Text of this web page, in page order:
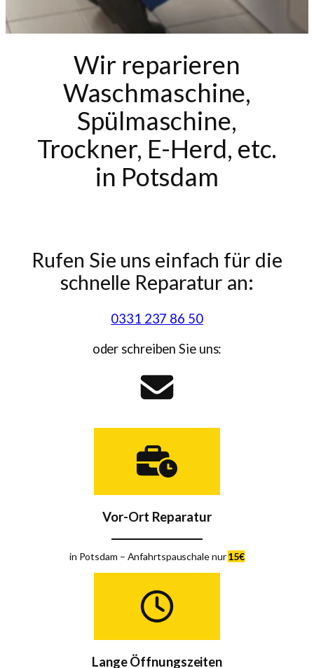
Wir reparieren
Waschmaschine,
Spülmaschine,
Trockner, E-Herd, etc.
in Potsdam
Rufen Sie uns einfach für die
schnelle Reparatur an:
0331 237 86 50
oder schreiben Sie uns:
Vor-Ort Reparatur
in Potsdam – Anfahrtspauschale nur15€
Lange Öffnungszeiten